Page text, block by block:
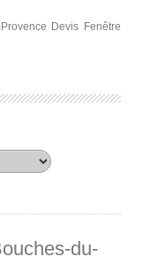
Devis Fenêtre
du-